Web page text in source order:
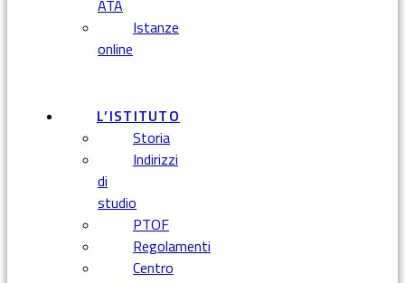
ATA
Istanze
online
L’ISTITUTO
Storia
Indirizzi
di
studio
PTOF
Regolamenti
Centro